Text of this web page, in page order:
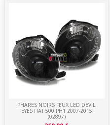
PHARES NOIRS FEUX LED DEVIL
EYES FIAT 500 PH1 2007-2015
(02897)